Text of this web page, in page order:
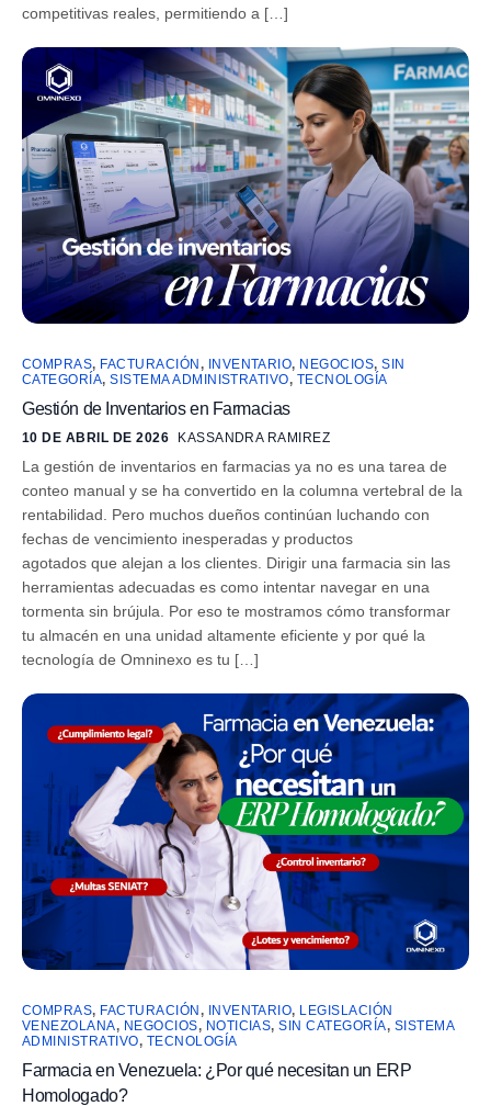
competitivas reales, permitiendo a […]
COMPRAS, FACTURACIÓN , INVENTARIO, NEGOCIOS,SIN
CATEGORÍA,SISTEMA ADMINISTRATIVO, TECNOLOGÍA
Gestión de Inventarios en Farmacias
10 DE ABRIL DE 2026 KASSANDRA RAMIREZ
La gestión de inventarios en farmacias ya no es una tarea de
conteo manual y se ha convertido en la columna vertebral de la
rentabilidad. Pero muchos dueños continúan luchando con
fechas de vencimiento inesperadas y productos
agotados que alejan a los clientes. Dirigir una farmacia sin las
herramientas adecuadas es como intentar navegar en una
tormenta sin brújula. Por eso te mostramos cómo transformar
tu almacén en una unidad altamente eficiente y por qué la
tecnología de Omninexo es tu […]
COMPRAS, FACTURACIÓN, INVENTARIO, LEGISLACIÓN
VENEZOLANA, NEGOCIOS, NOTICIAS,SIN CATEGORÍA, SISTEMA
ADMINISTRATIVO, TECNOLOGÍA
Farmacia en Venezuela: ¿Por qué necesitan un ERP
Homologado?